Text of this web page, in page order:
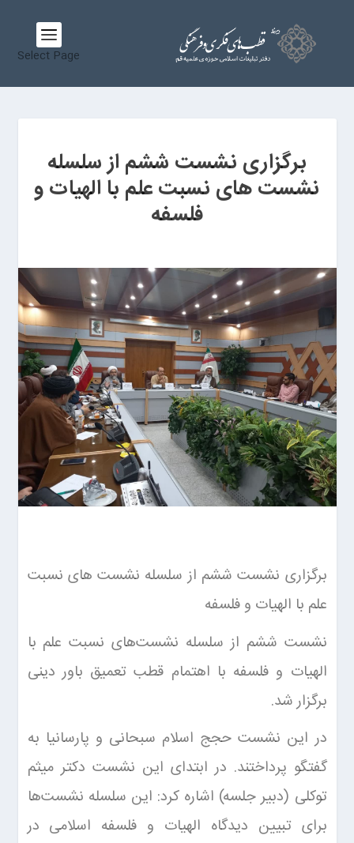
Select Page
برگزاری نشست ششم از سلسله
نشست های نسبت علم با الهیات و
فلسفه
برگزاری نشست ششم از سلسله نشست های نسبت
علم با الهیات و فلسفه
نشست ششم از سلسله نشست‌های نسبت علم با
الهیات و فلسفه با اهتمام قطب تعمیق باور دینی
برگزار شد.
در این نشست حجج اسلام سبحانی و پارسانیا به
گفتگو پرداختند. در ابتدای این نشست دکتر میثم
توکلی (دبیر جلسه) اشاره کرد: این سلسله نشست‌ها
برای تبیین دیدگاه الهیات و فلسفه اسلامی در